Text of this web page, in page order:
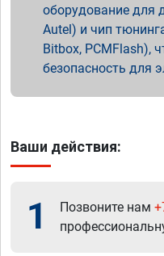
оборудование для
Autel) и чип
Bitbox, PCMFlash),
безопасность для
Ваши действия:
1 Позвоните нам